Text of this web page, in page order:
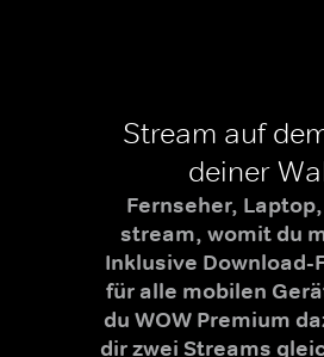
Stream auf
deiner
Fernseher,
stream, womit du
Inklusive Download-
für alle mobilen
du WOW Premium
dir zwei Streams